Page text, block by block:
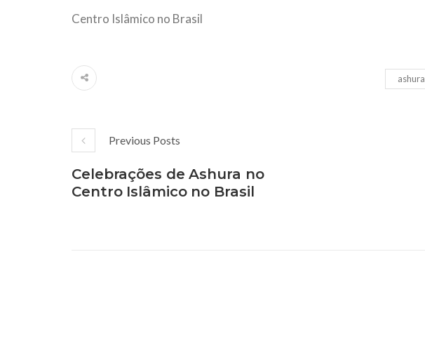
Centro Islâmico no Brasil
ashura
Previous Posts
Celebrações de Ashura no
Centro Islâmico no Brasil